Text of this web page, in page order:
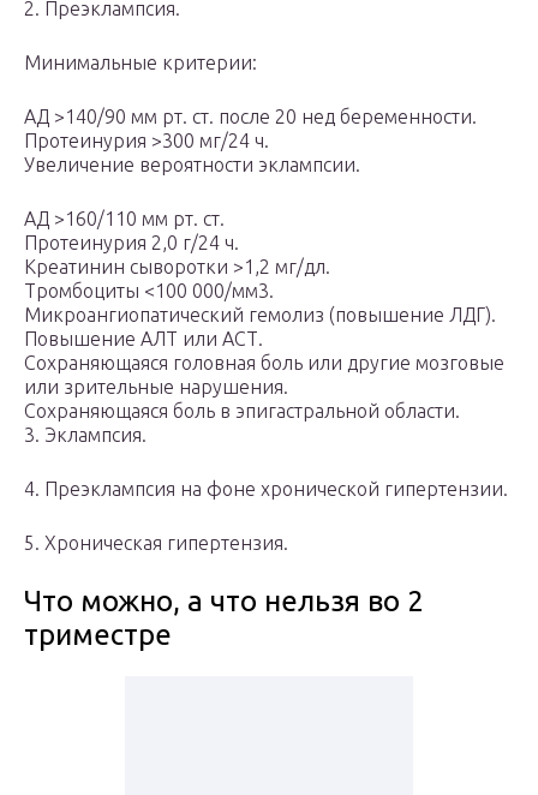
2. Преэклампсия.
Минимальные критерии:
АД >140/90 мм рт. ст. после 20 нед беременности.
Протеинурия >300 мг/24 ч.
Увеличение вероятности эклампсии.
АД >160/110 мм рт. ст.
Протеинурия 2,0 г/24 ч.
Креатинин сыворотки >1,2 мг/дл.
Тромбоциты <100 000/мм3.
Микроангиопатический гемолиз (повышение ЛДГ).
Повышение АЛТ или АСТ.
Сохраняющаяся головная боль или другие мозговые
или зрительные нарушения.
Сохраняющаяся боль в эпигастральной области.
3. Эклампсия.
4. Преэклампсия на фоне хронической гипертензии.
5. Хроническая гипертензия.
Что можно, а что нельзя во 2
триместре